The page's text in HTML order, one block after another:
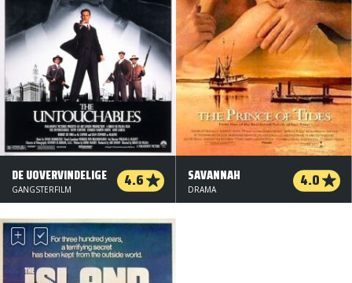
DE UOVERVINDELIGE 4.6
GANGSTERFILM
SAVANNAH 4.0
DRAMA